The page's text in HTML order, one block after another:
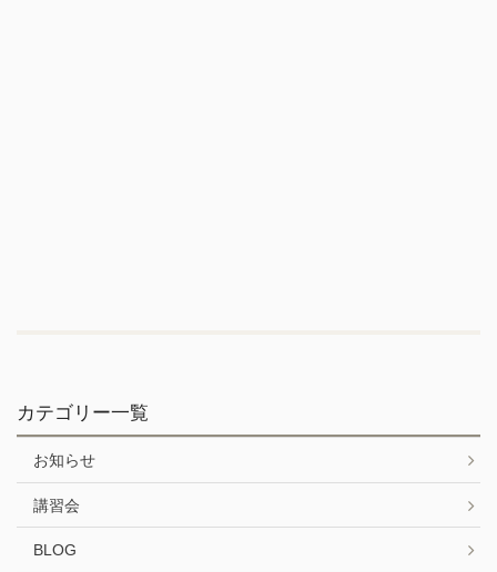
カテゴリー一覧
お知らせ
講習会
BLOG